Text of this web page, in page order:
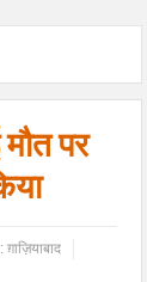
पर
ग़ाज़ियाबाद